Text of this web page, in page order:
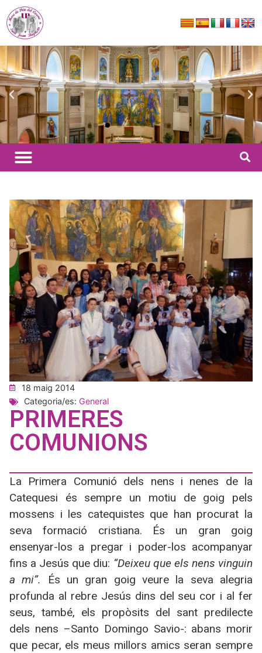
18 maig 2014
Categoria/es: General
PRIMERES
COMUNIONS
La Primera Comunió dels nens i nenes de la
Catequesi és sempre un motiu de goig pels
mossens i les catequistes que han procurat la
seva formació cristiana. És un gran goig
ensenyar-los a pregar i poder-los acompanyar
fins a Jesús que diu: “Deixeu que els nens vinguin
a mi”.
És un gran goig veure la seva alegria
profunda al rebre Jesús dins del seu cor i al fer
seus, també, els propòsits del sant predilecte
dels nens –Santo Domingo Savio-: abans morir
que pecar, els meus millors amics seran sempre